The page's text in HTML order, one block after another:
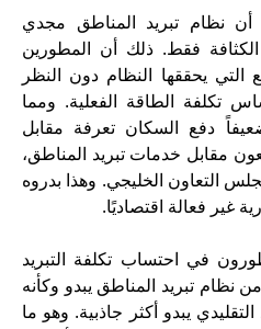
نظام تبريد المناطق مجدي
فقط. ذلك أن المطورين
يحققها النظام دون النظر
تكلفة الطاقة الفعلية. ومما
دفع السكان تعرفة مقابل
مقابل خدمات تبريد المناطق،
التعاون الخليجي. وهذا بدروه
غير فعالة اقتصاديًا.
في احتساب تكلفة التبريد
نظام تبريد المناطق يبدو وكأنه
يبدو أكثر جاذبية. وهو ما